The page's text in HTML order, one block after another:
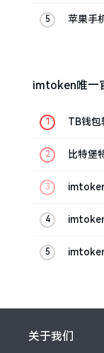
苹果手
imtoken唯一
TB钱包
比特堡
关于我们